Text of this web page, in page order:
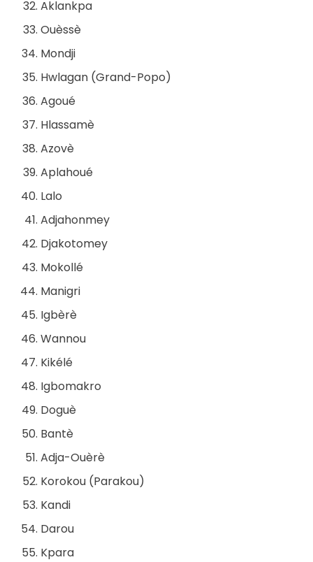
Aklankpa
Ouèssè
Mondji
Hwlagan (Grand-Popo)
Agoué
Hlassamè
Azovè
Aplahoué
Lalo
Adjahonmey
Djakotomey
Mokollé
Manigri
Igbèrè
Wannou
Kikélé
Igbomakro
Doguè
Bantè
Adja-Ouèrè
Korokou (Parakou)
Kandi
Darou
Kpara